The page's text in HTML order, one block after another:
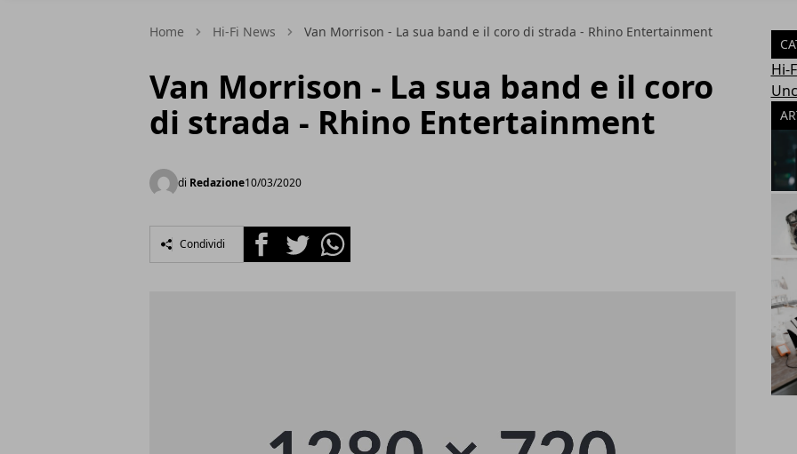
Home Hi-Fi News Van Morrison - La sua band e il coro di strada - Rhino Entertainment
Van Morrison - La sua band e il coro
di strada - Rhino Entertainment
di Redazione10/03/2020
Condividi FacebookTwitterWhatsapp
Hi-